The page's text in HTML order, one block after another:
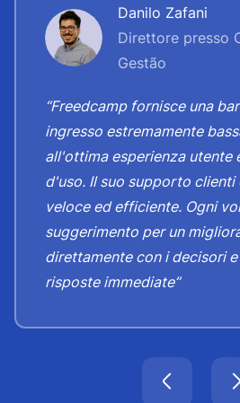
Danilo Zafani
Direttore presso
Gestão
“Freedcamp fornisce una
ingresso estremamente
all'ottima esperienza utente
d'uso. Il suo supporto clienti
veloce ed efficiente. Ogni
suggerimento per un
direttamente con i decisori
risposte immediate”